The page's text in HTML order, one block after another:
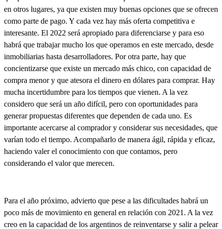
en otros lugares, ya que existen muy buenas opciones que se ofrecen
como parte de pago. Y cada vez hay más oferta competitiva e
interesante. El 2022 será apropiado para diferenciarse y para eso
habrá que trabajar mucho los que operamos en este mercado, desde
inmobiliarias hasta desarrolladores. Por otra parte, hay que
concientizarse que existe un mercado más chico, con capacidad de
compra menor y que atesora el dinero en dólares para comprar. Hay
mucha incertidumbre para los tiempos que vienen. A la vez
considero que será un año difícil, pero con oportunidades para
generar propuestas diferentes que dependen de cada uno. Es
importante acercarse al comprador y considerar sus necesidades, que
varían todo el tiempo. Acompañarlo de manera ágil, rápida y eficaz,
haciendo valer el conocimiento con que contamos, pero
considerando el valor que merecen.
Para el año próximo, advierto que pese a las dificultades habrá un
poco más de movimiento en general en relación con 2021. A la vez
creo en la capacidad de los argentinos de reinventarse y salir a pelear